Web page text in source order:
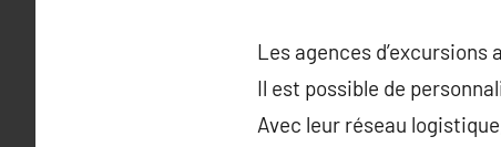
Les agences
Il est possible de
Avec leur réseau